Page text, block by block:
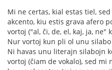
Mi ne certas, kial estas tiel,
akcento, kiu estis grava afero
vortoj ("al, ĉi, de, el, kaj, ja, ne"
Nur vortoj kun pli ol unu
Ni havas unu literajn silabojn
vortoj (ĉiam de vokalo), sed mi